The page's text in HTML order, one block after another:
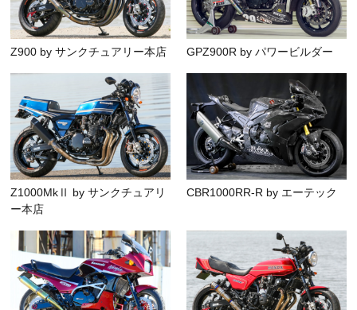
Z900 by サンクチュアリー本店 GPZ900R by パワービルダー
Z1000MkⅡ by サンクチュアリ
ー本店
CBR1000RR-R by エーテック